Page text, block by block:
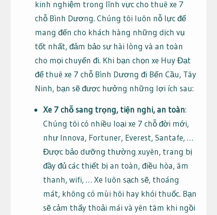
kinh nghiệm trong lĩnh vực cho thuê xe 7
chỗ Bình Dương. Chúng tôi luôn nỗ lực để
mang đến cho khách hàng những dịch vụ
tốt nhất, đảm bảo sự hài lòng và an toàn
cho mọi chuyến đi. Khi bạn chọn xe Huy Đạt
để thuê xe 7 chỗ Bình Dương đi Bến Cầu, Tây
Ninh, bạn sẽ được hưởng những lợi ích sau:
Xe 7 chỗ sang trọng, tiện nghi, an toàn:
Chúng tôi có nhiều loại xe 7 chỗ đời mới,
như Innova, Fortuner, Everest, Santafe, …
Được bảo dưỡng thường xuyên, trang bị
đầy đủ các thiết bị an toàn, điều hòa, âm
thanh, wifi, … Xe luôn sạch sẽ, thoáng
mát, không có mùi hôi hay khói thuốc. Bạn
sẽ cảm thấy thoải mái và yên tâm khi ngồi